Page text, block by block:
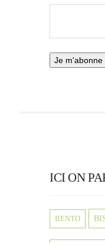
ICI ON
BENTO